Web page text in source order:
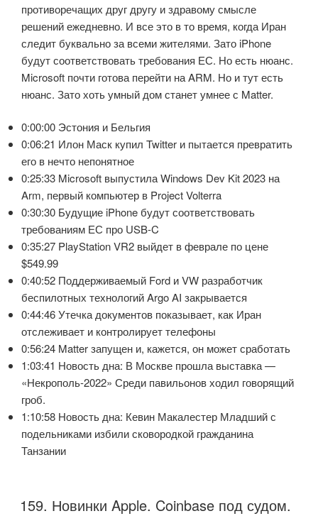
противоречащих друг другу и здравому смысле
решений ежедневно. И все это в то время, когда Иран
следит буквально за всеми жителями. Зато iPhone
будут соответствовать требования ЕС. Но есть нюанс.
Microsoft почти готова перейти на ARM. Но и тут есть
нюанс. Зато хоть умный дом станет умнее с Matter.
0:00:00 Эстония и Бельгия
0:06:21 Илон Маск купил Twitter и пытается превратить
его в нечто непонятное
0:25:33 Microsoft выпустила Windows Dev Kit 2023 на
Arm, первый компьютер в Project Volterra
0:30:30 Будущие iPhone будут соответствовать
требованиям ЕС про USB-C
0:35:27 PlayStation VR2 выйдет в феврале по цене
$549.99
0:40:52 Поддерживаемый Ford и VW разработчик
беспилотных технологий Argo AI закрывается
0:44:46 Утечка документов показывает, как Иран
отслеживает и контролирует телефоны
0:56:24 Matter запущен и, кажется, он может сработать
1:03:41 Новость дна: В Москве прошла выставка —
«Некрополь-2022» Среди павильонов ходил говорящий
гроб.
1:10:58 Новость дна: Кевин Макалестер Младший с
подельниками избили сковородкой гражданина
Танзании
159. Новинки Apple. Coinbase под судом.